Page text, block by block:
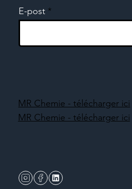
E-post
MR Chemie - télécharger ici
MR Chemie - télécharger ici